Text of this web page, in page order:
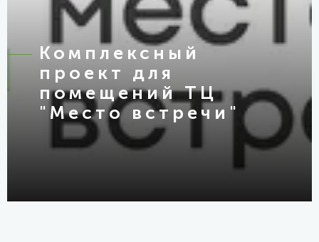
Комплексный
проект для
помещений ТЦ
"Место встречи"